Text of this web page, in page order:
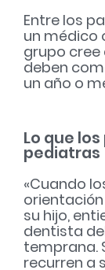
Entre los
un médico
grupo cree
deben
un año o
Lo que
pediatras
«Cuando
su hijo,
dentista
temprana.
recurren a